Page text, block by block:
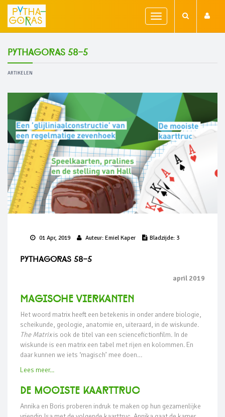
Toggle
navigation
Pythagoras 58-5
ARTIKELEN
01 Apr, 2019 Auteur: Emiel Kaper Bladzijde: 3
Pythagoras 58-5
april 2019
Magische vierkanten
Het woord matrix heeft een betekenis in onder andere biologie,
scheikunde, geologie, anatomie en, uiteraard, in de wiskunde.
The Matrixis ook de titel van een sciencefictionfilm. In de
wiskunde is een matrix een tabel met rijen en kolommen. En
daar kunnen we iets ‘magisch’ mee doen…
Lees meer...
De mooiste kaarttruc
Annika en Boris proberen indruk te maken op hun gezamenlijke